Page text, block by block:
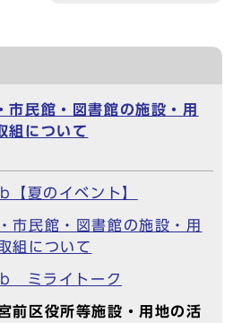
市民館・図書館の施設・用
組について
【夏のイベント】
市民館・図書館の施設・用
組について
ミライトーク
前区役所等施設・用地の活